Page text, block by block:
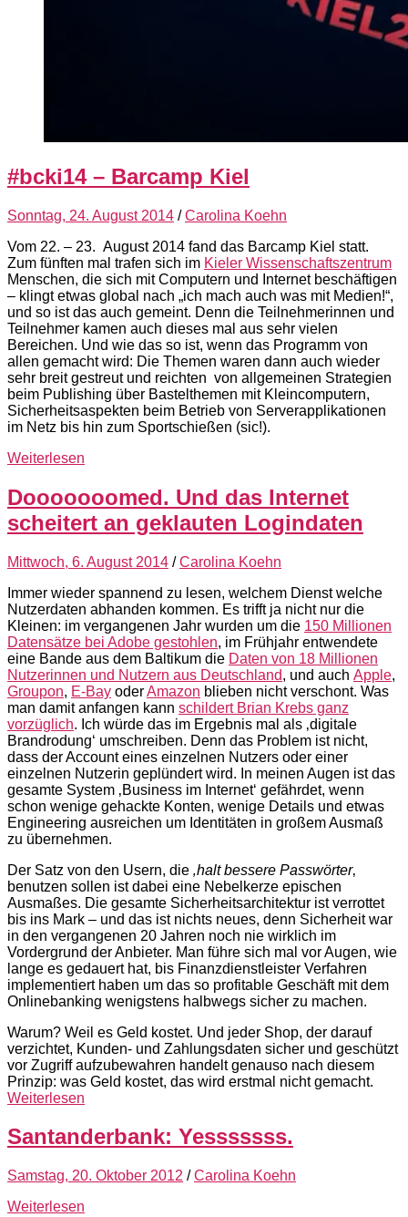
#bcki14 – Barcamp Kiel
Sonntag, 24. August 2014 /Carolina Koehn
Vom 22. – 23. August 2014 fand das Barcamp Kiel statt.
Zum fünften mal trafen sich im Kieler Wissenschaftszentrum
Menschen, die sich mit Computern und Internet beschäftigen
– klingt etwas global nach „ich mach auch was mit Medien!“,
und so ist das auch gemeint. Denn die Teilnehmerinnen und
Teilnehmer kamen auch dieses mal aus sehr vielen
Bereichen. Und wie das so ist, wenn das Programm von
allen gemacht wird: Die Themen waren dann auch wieder
sehr breit gestreut und reichten von allgemeinen Strategien
beim Publishing über Bastelthemen mit Kleincomputern,
Sicherheitsaspekten beim Betrieb von Serverapplikationen
im Netz bis hin zum Sportschießen (sic!).
Weiterlesen
Dooooooomed. Und das Internet
scheitert an geklauten Logindaten
Mittwoch, 6. August 2014 /Carolina Koehn
Immer wieder spannend zu lesen, welchem Dienst welche
Nutzerdaten abhanden kommen. Es trifft ja nicht nur die
Kleinen: im vergangenen Jahr wurden um die 150 Millionen
Datensätze bei Adobe gestohlen, im Frühjahr entwendete
eine Bande aus dem Baltikum die Daten von 18 Millionen
Nutzerinnen und Nutzern aus Deutschland, und auch Apple,
Groupon, E-Bay oderAmazon blieben nicht verschont. Was
man damit anfangen kann schildert Brian Krebs ganz
vorzüglich. Ich würde das im Ergebnis mal als ‚digitale
Brandrodung‘ umschreiben. Denn das Problem ist nicht,
dass der Account eines einzelnen Nutzers oder einer
einzelnen Nutzerin geplündert wird. In meinen Augen ist das
gesamte System ‚Business im Internet‘ gefährdet, wenn
schon wenige gehackte Konten, wenige Details und etwas
Engineering ausreichen um Identitäten in großem Ausmaß
zu übernehmen.
Der Satz von den Usern, die ‚halt bessere Passwörter‚
benutzen sollen ist dabei eine Nebelkerze epischen
Ausmaßes. Die gesamte Sicherheitsarchitektur ist verrottet
bis ins Mark – und das ist nichts neues, denn Sicherheit war
in den vergangenen 20 Jahren noch nie wirklich im
Vordergrund der Anbieter. Man führe sich mal vor Augen, wie
lange es gedauert hat, bis Finanzdienstleister Verfahren
implementiert haben um das so profitable Geschäft mit dem
Onlinebanking wenigstens halbwegs sicher zu machen.
Warum? Weil es Geld kostet. Und jeder Shop, der darauf
verzichtet, Kunden- und Zahlungsdaten sicher und geschützt
vor Zugriff aufzubewahren handelt genauso nach diesem
Prinzip: was Geld kostet, das wird erstmal nicht gemacht.
Weiterlesen
Santanderbank: Yesssssss.
Samstag, 20. Oktober 2012 /Carolina Koehn
Weiterlesen